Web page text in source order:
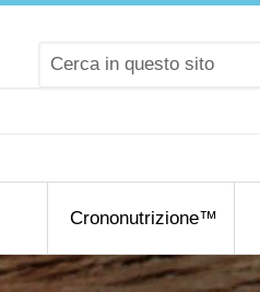
Crononutrizione™